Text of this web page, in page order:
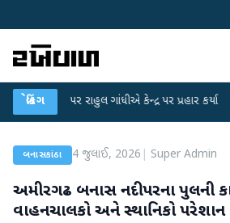
બ્રેકિંગ
રાહુલ ગાંધીએ કેન્દ્ર પર પ્રહાર કર્યા ●
બનાસકાંઠા 4 જુલાઈ, 2026 Super Admin
અમીરગઢ બનાસ નદી પરના પુલની
વાહનચાલકો અને સ્થાનિકો પરેશાન